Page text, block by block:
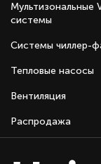
Мультизональные
системы
Системы чиллер-
Тепловые насосы
Вентиляция
Распродажа